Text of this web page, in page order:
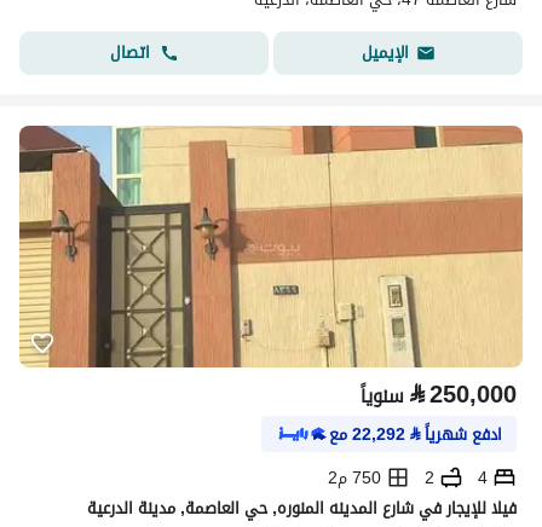
الإيميل
اتصال
⃁250,000 سنوياً
ادفع شهرياً⃁
22,292مع
4
2
750 م2
فيلا للإيجار في شارع المدينه المنوره, حي العاصمة, مدينة الدرعية